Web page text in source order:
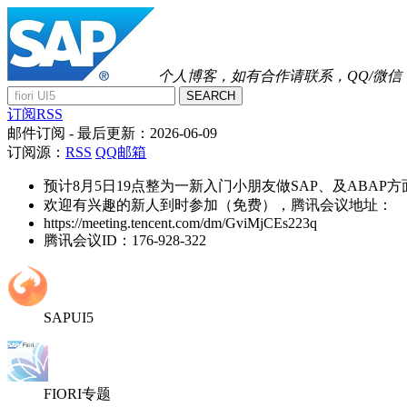
个人博客，如有合作请联系，QQ/微信
SEARCH
订阅RSS
邮件订阅 - 最后更新： 2026-06-09
订阅源： RSS QQ邮箱
预计8月5日19点整为一新入门小朋友做SAP、及ABAP方
欢迎有兴趣的新人到时参加（免费），腾讯会议地址：
https://meeting.tencent.com/dm/GviMjCEs223q
腾讯会议ID：176-928-322
SAPUI5
FIORI专题